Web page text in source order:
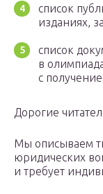
список
изданиях,
список
в
с
Дорогие
Мы описываем
юридических
и требует